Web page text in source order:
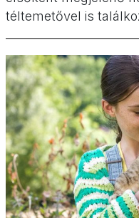
téltemetővel is
korosztálynak.